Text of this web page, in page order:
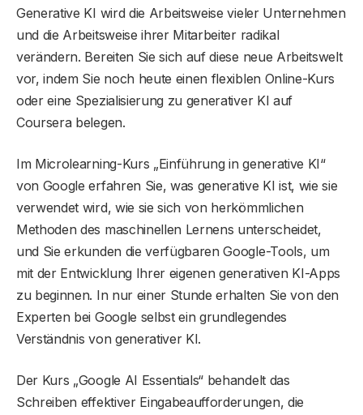
Generative KI wird die Arbeitsweise vieler Unternehmen
und die Arbeitsweise ihrer Mitarbeiter radikal
verändern. Bereiten Sie sich auf diese neue Arbeitswelt
vor, indem Sie noch heute einen flexiblen Online-Kurs
oder eine Spezialisierung zu generativer KI auf
Coursera belegen.
Im Microlearning-Kurs „Einführung in generative KI“
von Google erfahren Sie, was generative KI ist, wie sie
verwendet wird, wie sie sich von herkömmlichen
Methoden des maschinellen Lernens unterscheidet,
und Sie erkunden die verfügbaren Google-Tools, um
mit der Entwicklung Ihrer eigenen generativen KI-Apps
zu beginnen. In nur einer Stunde erhalten Sie von den
Experten bei Google selbst ein grundlegendes
Verständnis von generativer KI.
Der Kurs „Google AI Essentials“ behandelt das
Schreiben effektiver Eingabeaufforderungen, die